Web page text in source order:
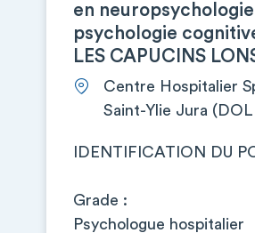
en
psychologie
LES CAPUCINS
Centre Hospitalier
Saint-Ylie Jura
IDENTIFICATION DU
Grade :
Psychologue hospitalier